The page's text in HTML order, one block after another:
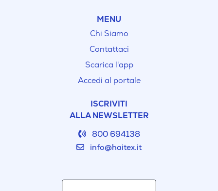
MENU
Chi Siamo
Contattaci
Scarica l'app
Accedi al portale
ISCRIVITI
ALLA NEWSLETTER
800 694138
info@haitex.it